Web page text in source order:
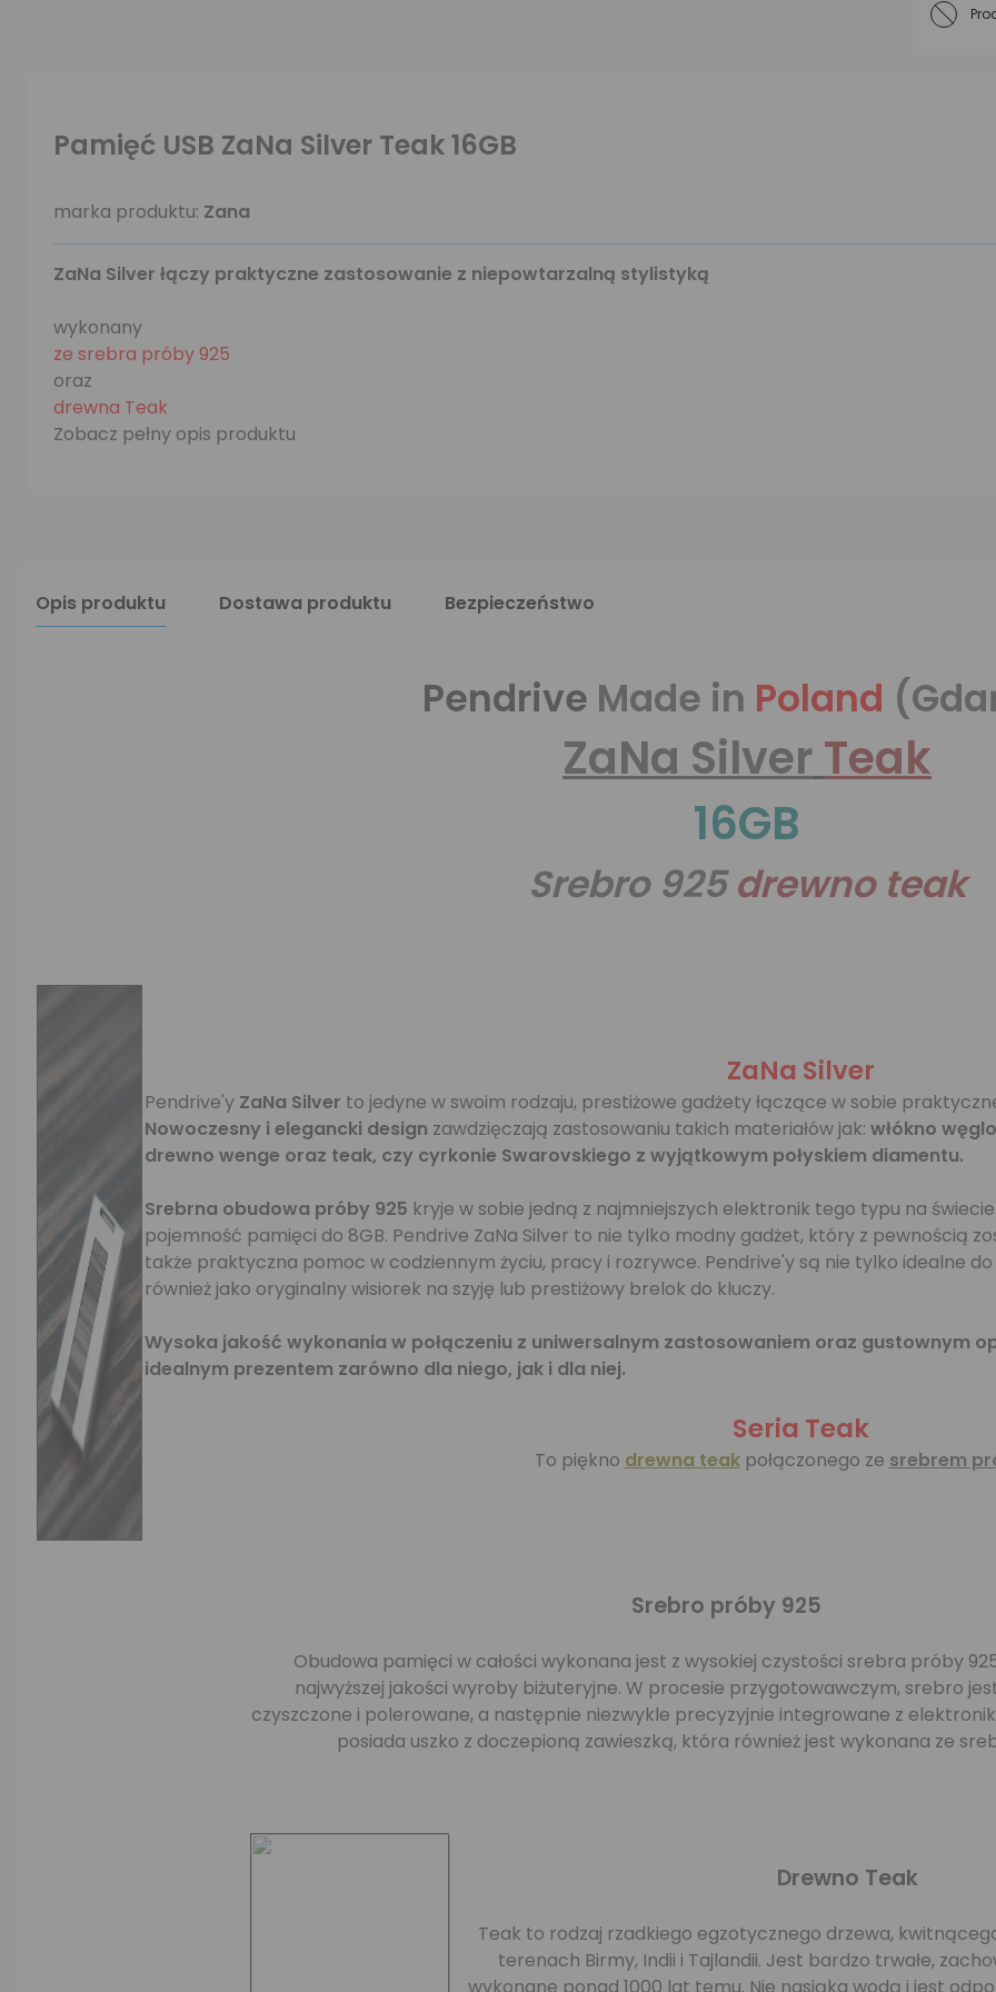
Pamięć USB ZaNa Silver Teak 16GB
marka produktu: Zana
ZaNa Silver łączy praktyczne zastosowanie z niepowtarzalną stylistyką
wykonany
ze srebra próby 925
oraz
drewna Teak
Zobacz pełny opis produktu
Opis produktu Dostawa produktu Bezpieczeństwo
Pendrive Made in Poland
ZaNa SilverTeak
16GB
Srebro 925 drewno teak
ZaNa Silver
Pendrive'y ZaNa Silver to jedyne w swoim rodzaju, prestiżowe gadżety łączące w sobie
Nowoczesny i elegancki design zawdzięczają zastosowaniu takich materiałów jak: włókno
drewno wenge oraz teak, czy cyrkonie Swarovskiego z wyjątkowym połyskiem diamentu.
Srebrna obudowa próby 925 kryje w sobie jedną z najmniejszych elektronik tego typu na
pojemność pamięci do 8GB. Pendrive ZaNa Silver to nie tylko modny gadżet, który z pewnością
także praktyczna pomoc w codziennym życiu, pracy i rozrywce. Pendrive'y są nie tylko idealne
również jako oryginalny wisiorek na szyję lub prestiżowy brelok do kluczy.
Wysoka jakość wykonania w połączeniu z uniwersalnym zastosowaniem oraz gustownym
idealnym prezentem zarówno dla niego, jak i dla niej.
Seria Teak
To piękno drewna teakpołączonego ze srebrem
Srebro próby 925
Obudowa pamięci w całości wykonana jest z wysokiej czystości srebra próby
najwyższej jakości wyroby biżuteryjne. W procesie przygotowawczym, srebro
czyszczone i polerowane, a następnie niezwykle precyzyjnie integrowane z
posiada uszko z doczepioną zawieszką, która również jest wykonana ze
Drewno Teak
Teak to rodzaj rzadkiego egzotycznego drzewa,
terenach Birmy, Indii i Tajlandii. Jest bardzo trwałe,